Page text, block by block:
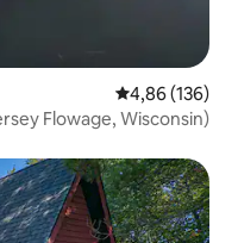
Évaluation
4,86 (136)
Flowage, Wisconsin)
appréciés